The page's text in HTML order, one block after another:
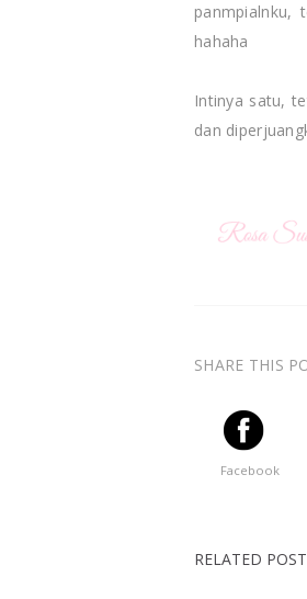
panmpialnku,
hahaha
Intinya satu,
dan
SHARE THIS
Facebook
RELATED